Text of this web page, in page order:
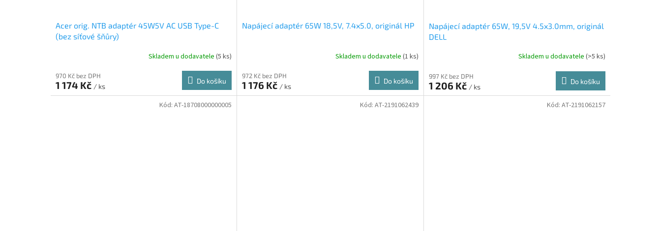
Acer orig. NTB adaptér 45W5V AC USB Type-C
(bez síťové šňůry)
Skladem u dodavatele(5 ks)
970 Kč bez DPH
1 174 Kč / ks
Do košíku
Napájecí adaptér 65W 18,5V, 7.4x5.0, originál HP
Skladem u dodavatele (1 ks)
972 Kč bez DPH
1 176 Kč / ks
Do košíku
Napájecí adaptér 65W, 19,5V 4.5x3.0mm, originál
DELL
Skladem u dodavatele (>5 ks)
997 Kč bez DPH
1 206 Kč / ks
Do košíku
Kód:AT-18708000000005 Kód: AT-2191062439 Kód: AT-2191062157